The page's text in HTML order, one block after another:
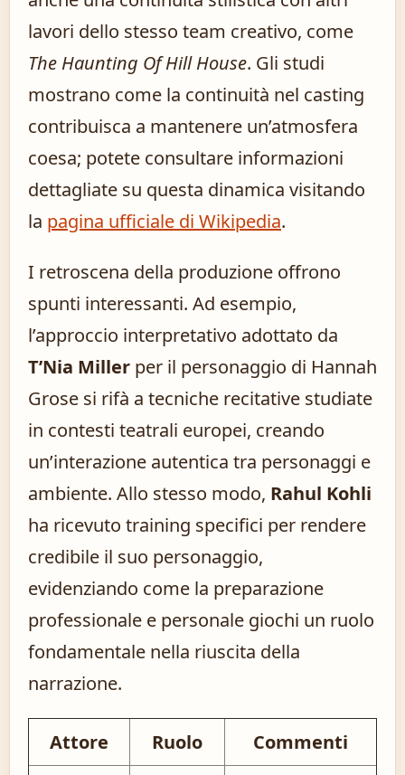
lavori dello stesso team creativo, come
The Haunting Of Hill House. Gli studi
mostrano come la continuità nel casting
contribuisca a mantenere un’atmosfera
coesa; potete consultare informazioni
dettagliate su questa dinamica visitando
la pagina ufficiale di Wikipedia.
I retroscena della produzione offrono
spunti interessanti. Ad esempio,
l’approccio interpretativo adottato da
T’Nia Miller per il personaggio di Hannah
Grose si rifà a tecniche recitative studiate
in contesti teatrali europei, creando
un’interazione autentica tra personaggi e
ambiente. Allo stesso modo, Rahul Kohli
ha ricevuto training specifici per rendere
credibile il suo personaggio,
evidenziando come la preparazione
professionale e personale giochi un ruolo
fondamentale nella riuscita della
narrazione.
Attore Ruolo Commenti